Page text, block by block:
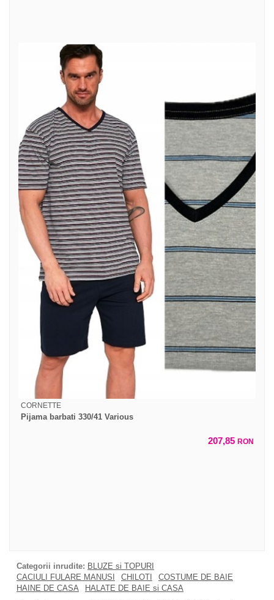
CORNETTE
Pijama barbati 330/41 Various
207,85 RON
Categorii inrudite: BLUZE si TOPURI
CACIULI FULARE MANUSI
CHILOTI
COSTUME DE BAIE
HAINE DE CASA
HALATE DE BAIE si CASA